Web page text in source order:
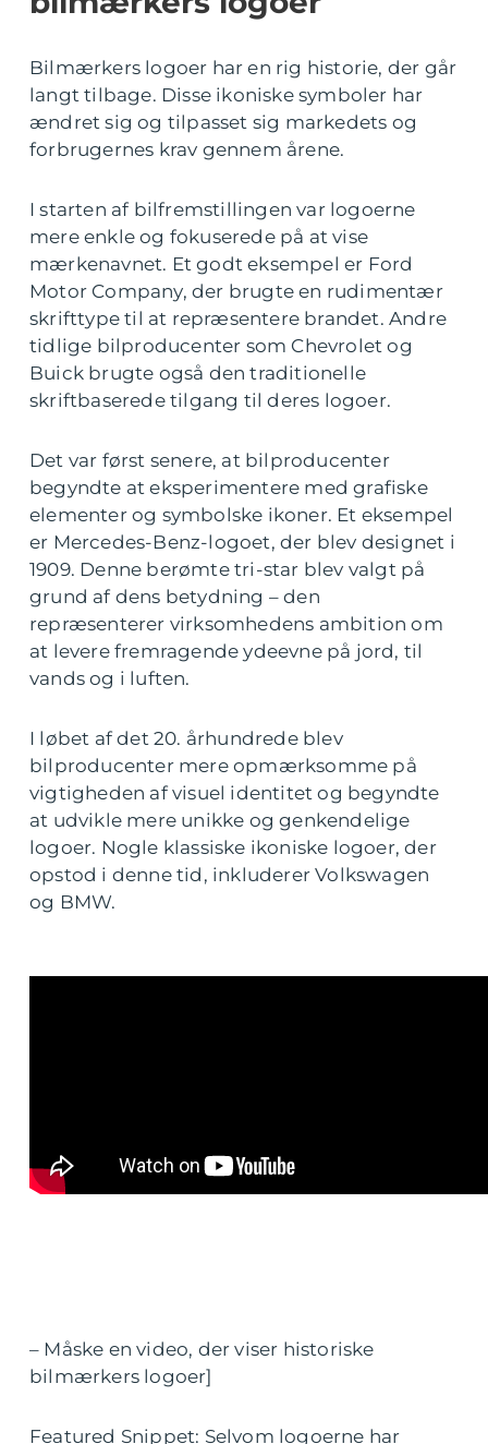
Bilmærkers logoer har en rig historie, der går
langt tilbage. Disse ikoniske symboler har
ændret sig og tilpasset sig markedets og
forbrugernes krav gennem årene.
I starten af bilfremstillingen var logoerne
mere enkle og fokuserede på at vise
mærkenavnet. Et godt eksempel er Ford
Motor Company, der brugte en rudimentær
skrifttype til at repræsentere brandet. Andre
tidlige bilproducenter som Chevrolet og
Buick brugte også den traditionelle
skriftbaserede tilgang til deres logoer.
Det var først senere, at bilproducenter
begyndte at eksperimentere med grafiske
elementer og symbolske ikoner. Et eksempel
er Mercedes-Benz-logoet, der blev designet i
1909. Denne berømte tri-star blev valgt på
grund af dens betydning – den
repræsenterer virksomhedens ambition om
at levere fremragende ydeevne på jord, til
vands og i luften.
I løbet af det 20. århundrede blev
bilproducenter mere opmærksomme på
vigtigheden af visuel identitet og begyndte
at udvikle mere unikke og genkendelige
logoer. Nogle klassiske ikoniske logoer, der
opstod i denne tid, inkluderer Volkswagen
og BMW.
– Måske en video, der viser historiske
bilmærkers logoer]
Featured Snippet: Selvom logoerne har